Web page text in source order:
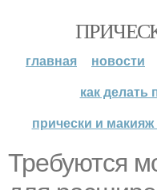
главная новости
как делать
прически и
Требуются